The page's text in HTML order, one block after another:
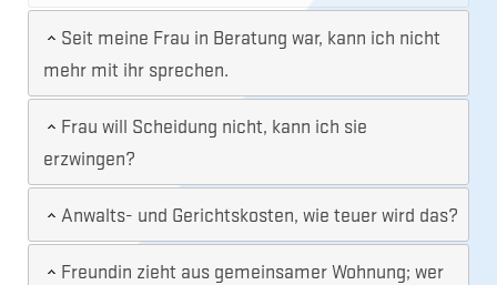
Seit meine Frau in Beratung war, kann ich nicht
mehr mit ihr sprechen.
Frau will Scheidung nicht, kann ich sie
erzwingen?
Anwalts- und Gerichtskosten, wie teuer wird das?
Freundin zieht aus gemeinsamer Wohnung; wer